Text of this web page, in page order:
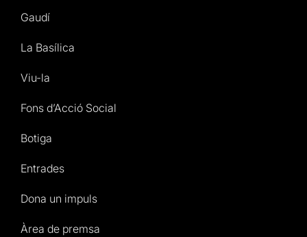
Gaudí
La Basílica
Viu-la
Fons d’Acció Social
Botiga
Entrades
Dona un impuls
Àrea de premsa